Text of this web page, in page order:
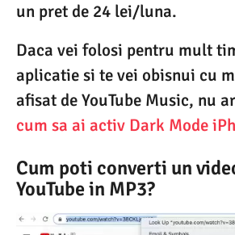
un pret de 24 lei/luna.
Daca vei folosi pentru mult
aplicatie si te vei obisnui cu
afisat de YouTube Music, nu
cum sa ai activ Dark Mode
Cum poti converti un
YouTube in MP3?